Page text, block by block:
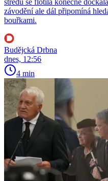
středu se flotila konečně
závodění ale dál připomíná
bouřkami.
Budějcká Drbna
dnes, 12:56
4 min